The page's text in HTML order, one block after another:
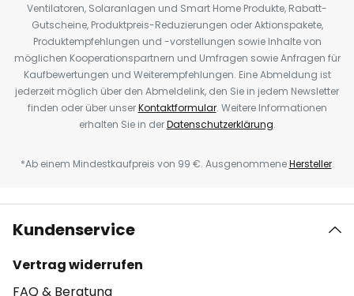
Ventilatoren, Solaranlagen und Smart Home Produkte, Rabatt-
Gutscheine, Produktpreis-Reduzierungen oder Aktionspakete,
Produktempfehlungen und -vorstellungen sowie Inhalte von
möglichen Kooperationspartnern und Umfragen sowie Anfragen für
Kaufbewertungen und Weiterempfehlungen. Eine Abmeldung ist
jederzeit möglich über den Abmeldelink, den Sie in jedem Newsletter
finden oder über unserKontaktformular. Weitere Informationen
erhalten Sie in derDatenschutzerklärung.
*Ab einem Mindestkaufpreis von 99 €. AusgenommeneHersteller.
Kundenservice
Vertrag widerrufen
FAQ & Beratung